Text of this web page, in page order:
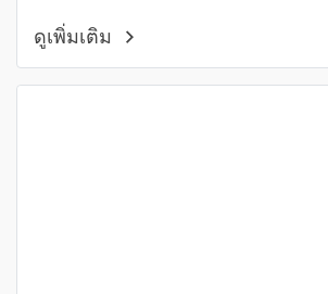
ดูเพิ่มเติม